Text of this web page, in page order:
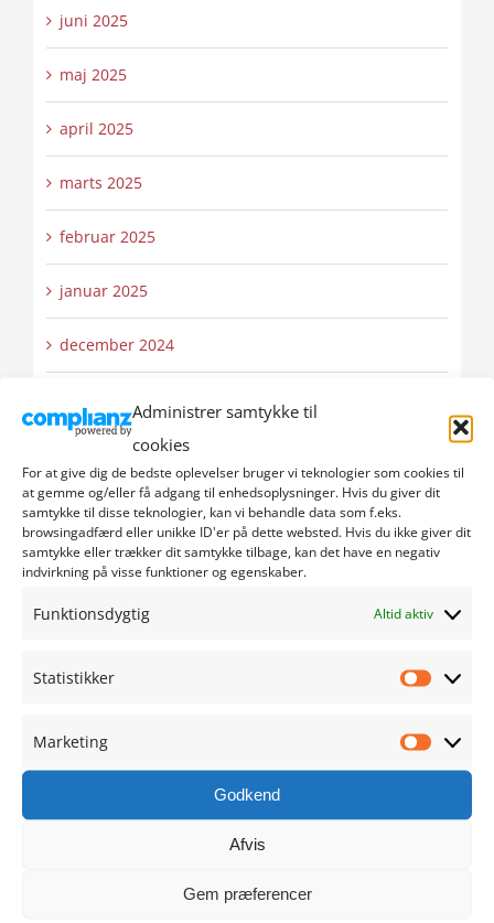
Administrer samtykke til
cookies
For at give dig de bedste oplevelser bruger vi teknologier som cookies til
at gemme og/eller få adgang til enhedsoplysninger. Hvis du giver dit
samtykke til disse teknologier, kan vi behandle data som f.eks.
browsingadfærd eller unikke ID'er på dette websted. Hvis du ikke giver dit
samtykke eller trækker dit samtykke tilbage, kan det have en negativ
indvirkning på visse funktioner og egenskaber.
Funktionsdygtig Altid aktiv
Statistikker
Marketing
Godkend
Afvis
Gem præferencer
juni 2025
maj 2025
april 2025
marts 2025
februar 2025
januar 2025
december 2024
oktober 2024
september 2024
august 2024
juli 2024
juni 2024
april 2024